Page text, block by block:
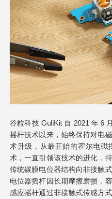
谷粒科技 GuliKit 自 2021 年 6
摇杆技术以来，始终保持对电
术升级，从最开始的霍尔电磁
术，一直引领该技术的进化，
传统碳膜电位器结构向非接触
电位器摇杆因长期摩擦磨损，
感应摇杆通过非接触式传感方